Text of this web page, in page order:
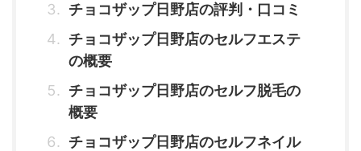
チョコザップ日野店の評判・口コミ
チョコザップ日野店のセルフエステ
の概要
チョコザップ日野店のセルフ脱毛の
概要
チョコザップ日野店のセルフネイル